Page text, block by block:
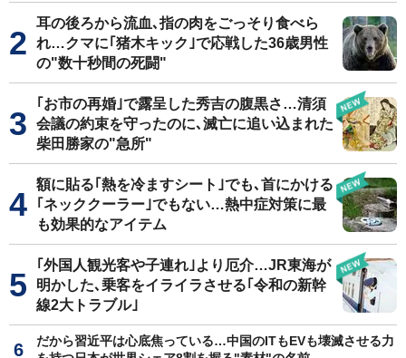
耳の後ろから流血､指の肉をごっそり食べら
れ…クマに｢猪木キック｣で応戦した36歳男性
の"数十秒間の死闘"
｢お市の再婚｣で露呈した秀吉の腹黒さ…清須
会議の約束を守ったのに､滅亡に追い込まれた
柴田勝家の"急所"
額に貼る｢熱を冷ますシート｣でも､首にかける
｢ネッククーラー｣でもない…熱中症対策に最
も効果的なアイテム
｢外国人観光客や子連れ｣より厄介…JR東海が
明かした､乗客をイライラさせる｢令和の新幹
線2大トラブル｣
だから習近平は心底焦っている…中国のITもEVも壊滅させる力